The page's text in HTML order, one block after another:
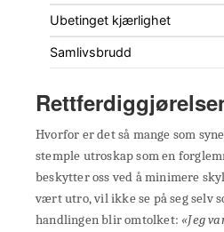
Ubetinget kjærlighet
Samlivsbrudd
Hvorfor er det så mange som
stemple utroskap som en
beskytter oss ved å minimere
vært utro, vil ikke se på seg selv
handlingen blir omtolket:«Jeg